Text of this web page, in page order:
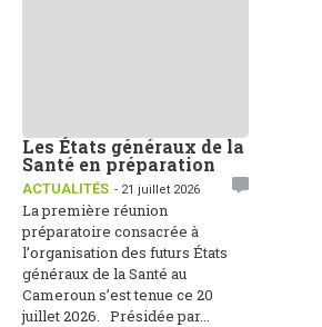
Les États généraux de la
Santé en préparation
ACTUALITÉS - 21 juillet 2026
La première réunion
préparatoire consacrée à
l’organisation des futurs États
généraux de la Santé au
Cameroun s’est tenue ce 20
juillet 2026. Présidée par...